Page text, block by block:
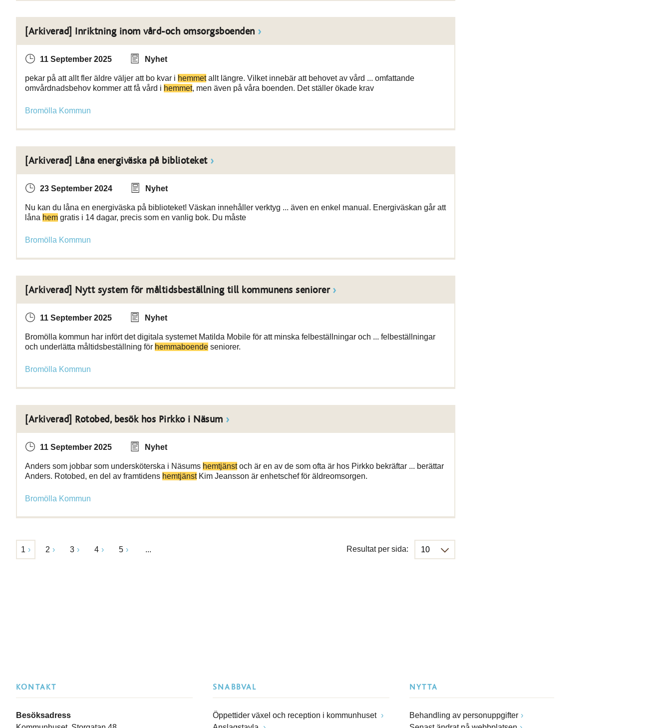
[Arkiverad] Inriktning inom vård-och omsorgsboenden
11 September 2025 Nyhet
pekar på att allt fler äldre väljer att bo kvar i hemmetallt längre. Vilket innebär att behovet av vård ... omfattande
omvårdnadsbehov kommer att få vård i hemmet, men även på våra boenden. Det ställer ökade krav
Bromölla Kommun
[Arkiverad] Låna energiväska på biblioteket
23 September 2024 Nyhet
Nu kan du låna en energiväska på biblioteket! Väskan innehåller verktyg ... även en enkel manual. Energiväskan går att
låna hem gratis i 14 dagar, precis som en vanlig bok. Du måste
Bromölla Kommun
[Arkiverad] Nytt system för måltidsbeställning till kommunens seniorer
11 September 2025 Nyhet
Bromölla kommun har infört det digitala systemet Matilda Mobile för att minska felbeställningar och ... felbeställningar
och underlätta måltidsbeställning för hemmaboende seniorer.
Bromölla Kommun
[Arkiverad] Rotobed, besök hos Pirkko i Näsum
11 September 2025 Nyhet
Anders som jobbar som undersköterska i Näsums hemtjänstoch är en av de som ofta är hos Pirkko bekräftar ... berättar
Anders. Rotobed, en del av framtidens hemtjänstKim Jeansson är enhetschef för äldreomsorgen.
Bromölla Kommun
1 2 3 4 5 ... Resultat per sida:
KONTAKT
Besöksadress
SNABBVAL
Öppettider växel och reception i kommunhuset
NYTTA
Behandling av personuppgifter